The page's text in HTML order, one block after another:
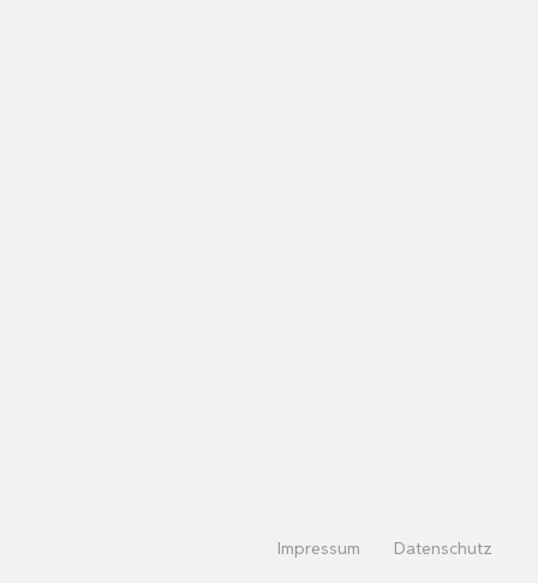
Impressum Datenschutz